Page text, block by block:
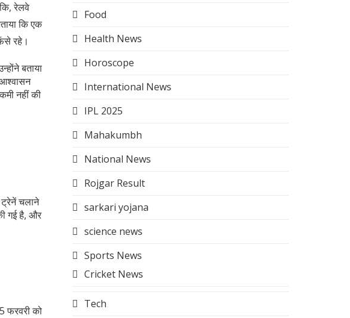
रेलवे
कि एक
रहे।
बताया
नहीं की
ट्रेनें चलाने
गई है, और
फरवरी को
Food
Health News
Horoscope
International News
IPL 2025
Mahakumbh
National News
Rojgar Result
sarkari yojana
science news
Sports News
Cricket News
Tech